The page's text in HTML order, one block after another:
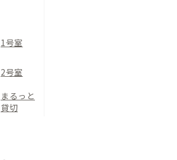
1号室
2号室
まるっと
貸切